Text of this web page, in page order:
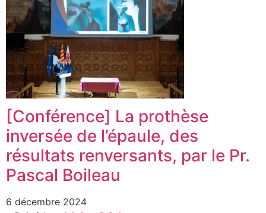
[Conférence] La prothèse
inversée de l’épaule, des
résultats renversants, par le Pr.
Pascal Boileau
6 décembre 2024